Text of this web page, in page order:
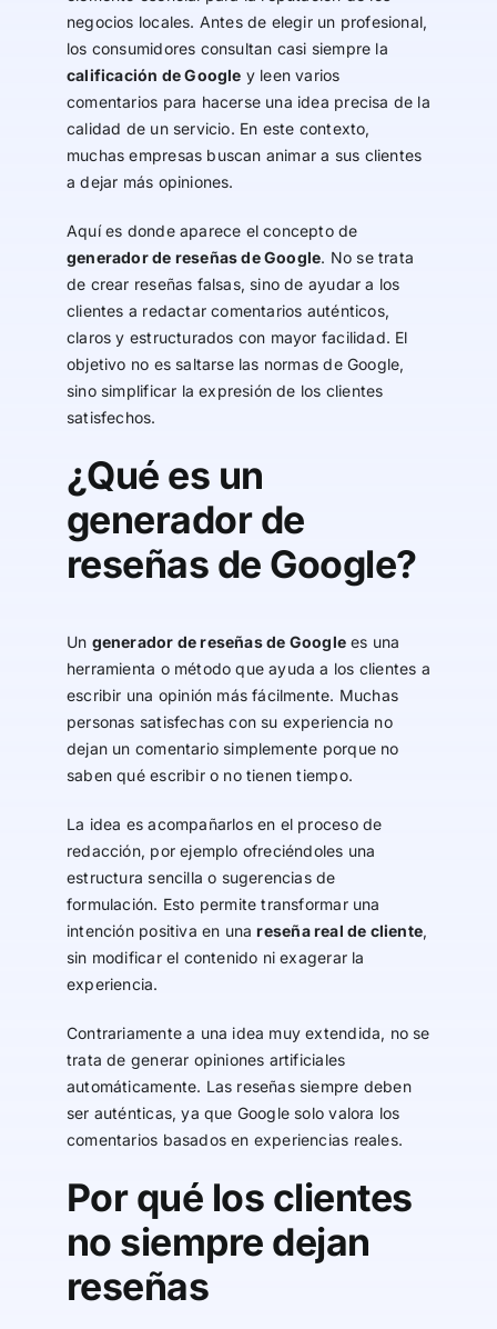
negocios locales. Antes de elegir un profesional,
los consumidores consultan casi siempre la
calificación de Google y leen varios
comentarios para hacerse una idea precisa de la
calidad de un servicio. En este contexto,
muchas empresas buscan animar a sus clientes
a dejar más opiniones.
Aquí es donde aparece el concepto de
generador de reseñas de Google. No se trata
de crear reseñas falsas, sino de ayudar a los
clientes a redactar comentarios auténticos,
claros y estructurados con mayor facilidad. El
objetivo no es saltarse las normas de Google,
sino simplificar la expresión de los clientes
satisfechos.
¿Qué es un
generador de
reseñas de Google?
Un generador de reseñas de Googlees una
herramienta o método que ayuda a los clientes a
escribir una opinión más fácilmente. Muchas
personas satisfechas con su experiencia no
dejan un comentario simplemente porque no
saben qué escribir o no tienen tiempo.
La idea es acompañarlos en el proceso de
redacción, por ejemplo ofreciéndoles una
estructura sencilla o sugerencias de
formulación. Esto permite transformar una
intención positiva en unareseña real de cliente,
sin modificar el contenido ni exagerar la
experiencia.
Contrariamente a una idea muy extendida, no se
trata de generar opiniones artificiales
automáticamente. Las reseñas siempre deben
ser auténticas, ya que Google solo valora los
comentarios basados en experiencias reales.
Por qué los clientes
no siempre dejan
reseñas